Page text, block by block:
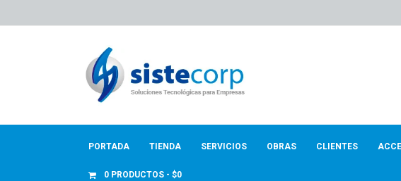
PORTADA TIENDA SERVICIOS OBRAS CLIENTES
0 PRODUCTOS $0